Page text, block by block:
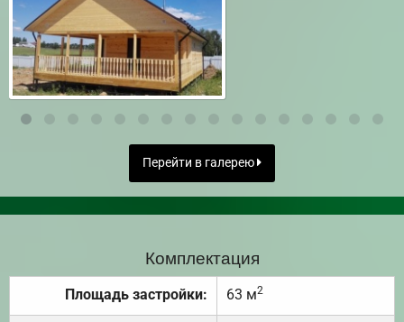
Перейти в галерею
Комплектация
Площадь застройки: 63 м2